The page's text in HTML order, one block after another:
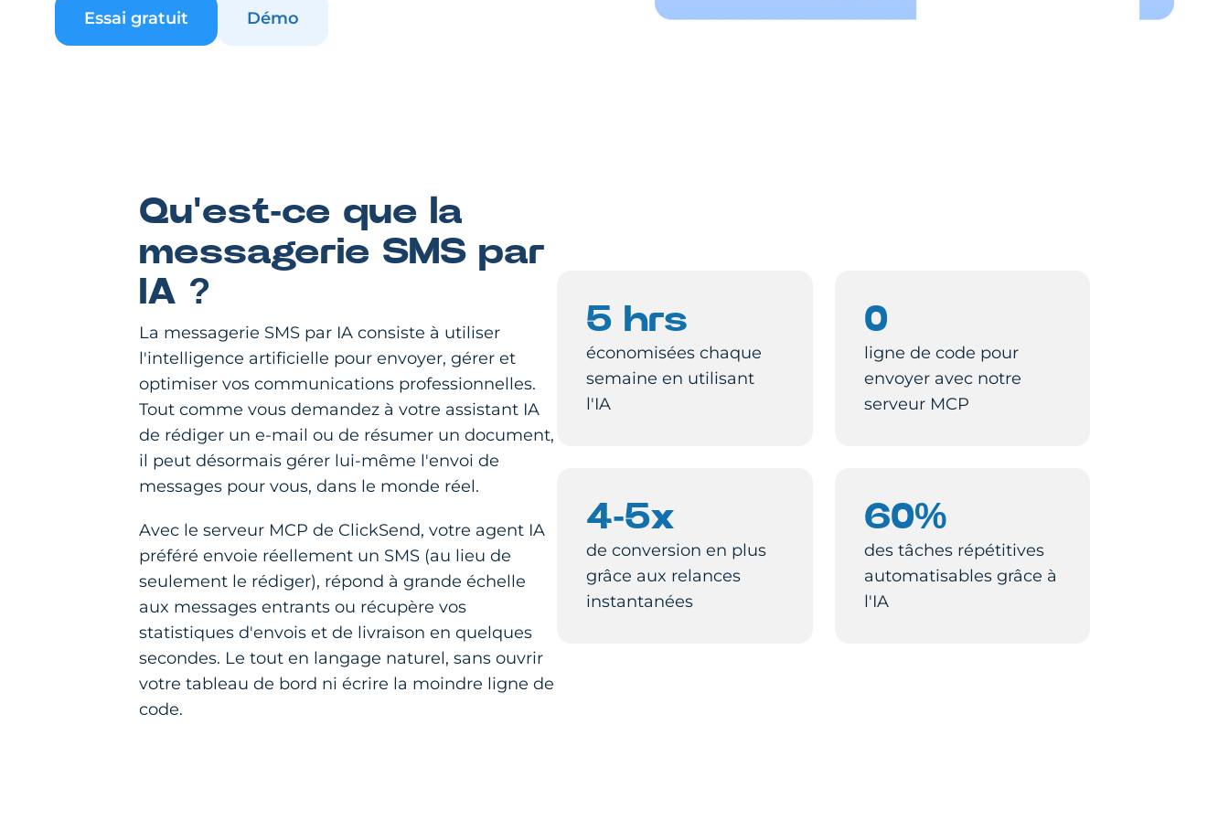
Essai gratuit
Démo
Qu'est-ce que la
messagerie SMS par
IA ?
La messagerie SMS par IA consiste à utiliser
l'intelligence artificielle pour envoyer, gérer et
optimiser vos communications professionnelles.
Tout comme vous demandez à votre assistant IA
de rédiger un e-mail ou de résumer un document,
il peut désormais gérer lui-même l'envoi de
messages pour vous, dans le monde réel.
Avec le serveur MCP de ClickSend, votre agent IA
préféré envoie réellement un SMS (au lieu de
seulement le rédiger), répond à grande échelle
aux messages entrants ou récupère vos
statistiques d'envois et de livraison en quelques
secondes. Le tout en langage naturel, sans ouvrir
votre tableau de bord ni écrire la moindre ligne de
code.
5 hrs
économisées chaque
semaine en utilisant
l'IA
0
ligne de code pour
envoyer avec notre
serveur MCP
4-5x
de conversion en plus
grâce aux relances
instantanées
60%
des tâches répétitives
automatisables grâce à
l'IA